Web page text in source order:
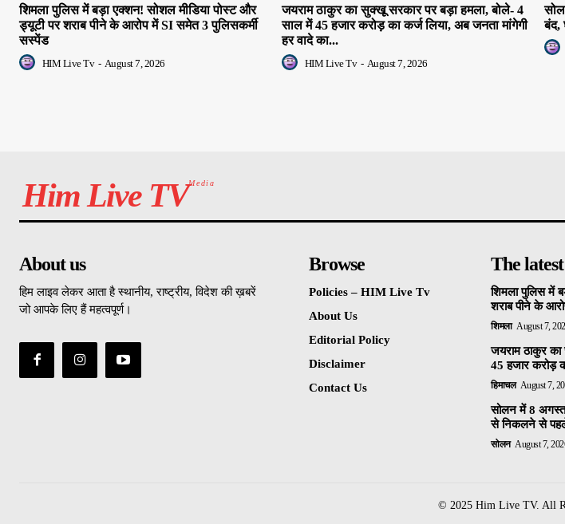
शिमला पुलिस में बड़ा एक्शन! सोशल मीडिया पोस्ट और
ड्यूटी पर शराब पीने के आरोप में SI समेत 3 पुलिसकर्मी
सस्पेंड
HIM Live Tv - August 7, 2026
जयराम ठाकुर का सुक्खू सरकार पर बड़ा हमला, बोले- 4
साल में 45 हजार करोड़ का कर्ज लिया, अब जनता मांगेगी
हर वादे का...
HIM Live Tv - August 7, 2026
बंद,
Him Live TVMedia
About us
हिम लाइव लेकर आता है स्थानीय, राष्ट्रीय, विदेश की ख़बरें
जो आपके लिए हैं महत्वपूर्ण।
Browse
Policies – HIM Live Tv
About Us
Editorial Policy
Disclaimer
Contact Us
The latest
शिमला पुलिस में
शराब पीने के
शिमला August 7,
जयराम ठाकुर
45 हजार करोड़
हिमाचल August 7,
सोलन में 8 अगस्त
से निकलने से
सोलन August 7,
© 2025 Him Live TV. All